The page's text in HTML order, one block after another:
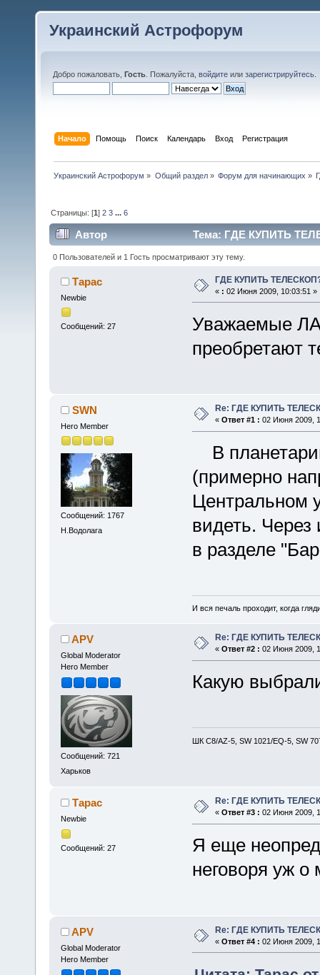
Украинский Астрофорум
Добро пожаловать, Гость . Пожалуйста, войдите или зарегистрируйтесь
Начало Помощь Поиск Календарь Вход Регистрация
Украинский Астрофорум » Общий раздел» Форум для начинающих »
Страницы: [1]2 3 ...6
Автор Тема: ГДЕ КУПИТЬ
0 Пользователей и 1 Гость просматривают эту тему.
Тарас
Newbie
Сообщений: 27
ГДЕ КУПИТЬ
« : 02 Июня 2009, 10:03:51 »
Уважаемые ЛА
преобретают
SWN
Hero Member
Сообщений: 1767
Н.Водолага
Re: ГДЕ КУПИТЬ
« Ответ #1 : 02 Июня 2009,
В
(примерно
Центральном
видеть. Через
в разделе
И вся печаль проходит, когда
APV
Global Moderator
Hero Member
Сообщений: 721
Харьков
Re: ГДЕ КУПИТЬ
« Ответ #2 : 02 Июня 2009,
Какую
ШК С8/AZ-5, SW 1021/EQ-5, SW
Тарас
Newbie
Сообщений: 27
Re: ГДЕ КУПИТЬ
« Ответ #3 : 02 Июня 2009,
Я еще
неговоря уж о
APV
Global Moderator
Hero Member
Re: ГДЕ КУПИТЬ
« Ответ #4 : 02 Июня 2009,